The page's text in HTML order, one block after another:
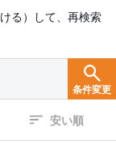
る）して、再検索
条件変更
安い順